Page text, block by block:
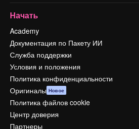
Начать
Academy
Документация по Пакету ИИ
Служба поддержки
Условия и положения
Политика конфиденциальности
Оригиналы Новое
Политика файлов cookie
Центр доверия
Партнеры